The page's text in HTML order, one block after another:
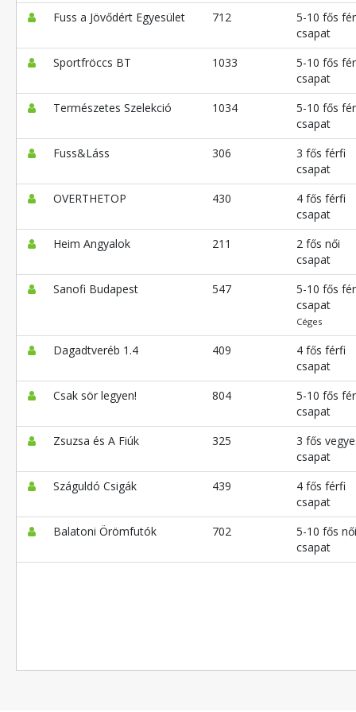
Fuss a Jövődért Egyesület 712
5-10 fős
csapat
Sportfröccs BT
1033
5-10 fős
csapat
Természetes Szelekció
1034
5-10 fős
csapat
Fuss&Láss
306
3 fős férfi
csapat
OVERTHETOP
430
4 fős férfi
csapat
Heim Angyalok
211
2 fős női
csapat
Sanofi Budapest
547
5-10 fős
csapat
Céges
Dagadtveréb 1.4 409
4 fős férfi
csapat
Csak sör legyen!
804
5-10 fős
csapat
Zsuzsa és A Fiúk
325
3 fős
csapat
Száguldó Csigák
439
4 fős férfi
csapat
Balatoni Örömfutók
702
5-10 fős női
csapat